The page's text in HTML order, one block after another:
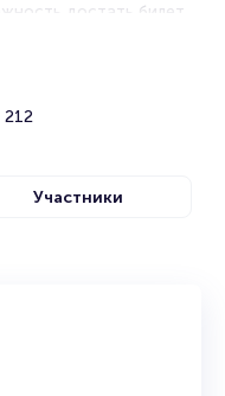
достать билет
начиная с выбора
212
Участники